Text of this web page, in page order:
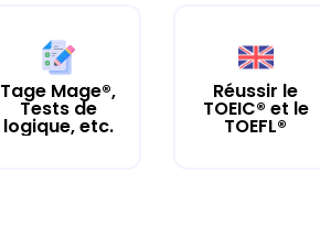
Tage Mage®,
Tests de
logique, etc.
Réussir le
TOEIC® et le
TOEFL®